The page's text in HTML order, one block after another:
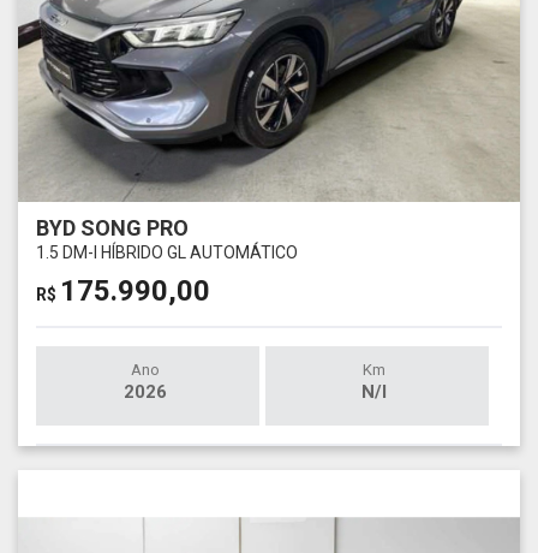
BYD SONG PRO
1.5 DM-I HÍBRIDO GL AUTOMÁTICO
R$ 175.990,00
Ano
2026
Km
N/I